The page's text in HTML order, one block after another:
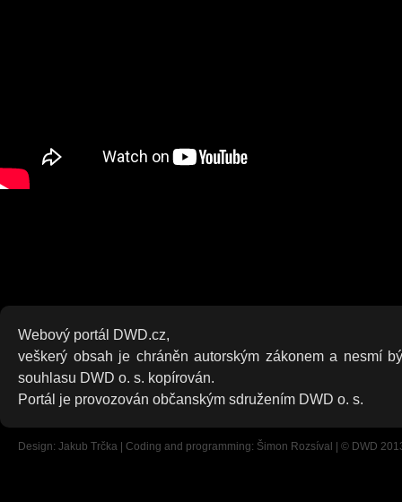
Webový portál DWD.cz,
veškerý obsah je chráněn autorským zákonem a nesmí
souhlasu DWD o. s. kopírován.
Portál je provozován občanským sdružením DWD o. s.
Design: Jakub Trčka | Coding and programming: Šimon Rozsíval | © DWD